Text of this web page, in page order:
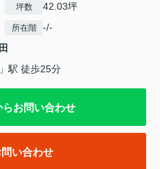
坪数 42.03坪
所在階 -/-
」駅 徒歩25分
らお問い合わせ
い合わせ